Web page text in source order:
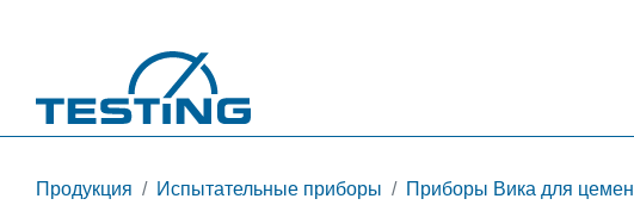
Продукция Испытательные приборы Приборы Вика для